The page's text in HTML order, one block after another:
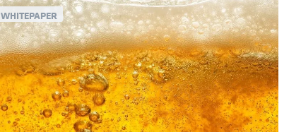
WHITEPAPER